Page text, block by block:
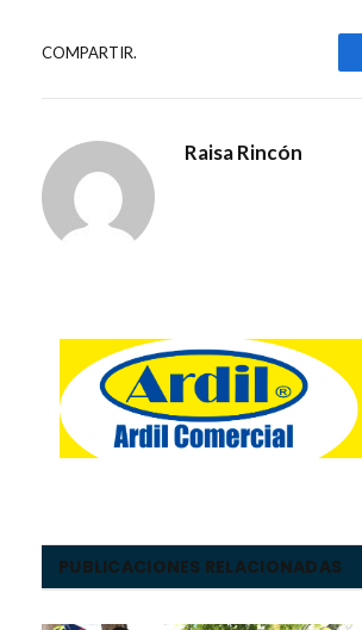
COMPARTIR.
Raisa Rincón
PUBLICACIONES RELACIONADAS